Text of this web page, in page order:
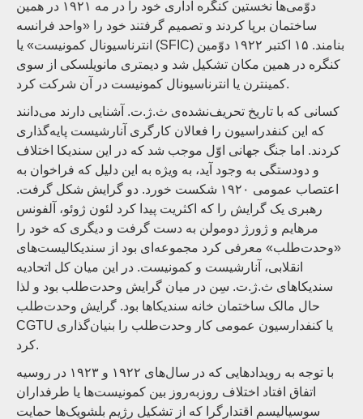
دوّمی‌ها نخستین کنگره اداری خود را در مه ۱۹۲۱ در همین
ساختمان برپا کردند و تصمیم گرفتند خود را «واحد فرانسه
انترناسیونال کمونیست» یا (SFIC) بنامند. ۱۵ اکتبر ۱۹۲۲ دوّمین
کنگره در همین مکان تشکیل شد و دیمتری مانویلسکی از سوی
کمینترن یا انترناسیونال کمونیست در آن شرکت کرد.
کسانی که با تاریخ تحریف‌نشده‌ی ث.ژ.ت. آشنایی دارند می‌دانند
که این کنفدراسیون را فعالان کارگری آنارشیست پایه‌گذاری
کردند. اما جنگ جهانی اوّل موجب شد که در این سندیکا اختلاف
و دودستگی به وجود آید، به ویژه به این دلیل که فراخوان به
اعتصاب عمومی ۱۹۲۰ شکست خورد. دو گرایش شکل گرفت.
رهبری یک گرایش را که اکثریت پیدا کرد لئون ژوئو، آلفونس
مرهایم و ژورژ دومولن به دست گرفت و دیگری که خود را
«وحدت‌طلب» معرفی کرد مجموعه‌ای بود از سندیکالیست‌های
انقلابی، آنارشیست و کمونیست. در این میان کل اتحادیه
سندیکاهای ث.ژ.ت. سِن در میان گرایش وحدت‌طلب بود و لذا
حال مالک ساختمان خانه سندیکاها بود. گرایش وحدت‌طلب
CGTU یا کنفدارسیون عمومی کار وحدت‌طلب را بنیان‌گذاری
کرد.
با توجه به رویدادهایی که در سال‌های ۱۹۲۲ و ۱۹۲۳ در روسیه
اتفاق افتاد اختلاف روز‌به‌روز بین کمونیست‌ها یا طرفداران
سوسیالیسم اقتدارگرا که از تشکیل رژیم بلشویک‌ها حمایت